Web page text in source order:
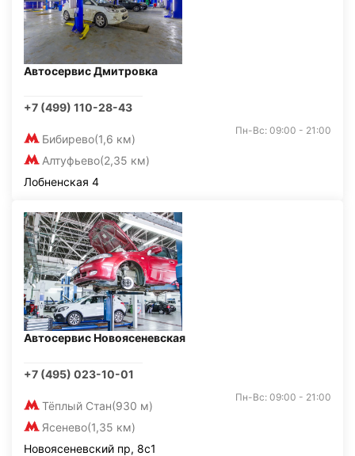
Автосервис Дмитровка
+7 (499) 110-28-43
Бибирево(1,6 км)
Алтуфьево(2,35 км)
Пн-Вс: 09:00 - 21:00
Лобненская 4
Автосервис Новоясеневская
+7 (495) 023-10-01
Тёплый Стан(930 м)
Ясенево(1,35 км)
Пн-Вс: 09:00 - 21:00
Новоясеневский пр, 8с1